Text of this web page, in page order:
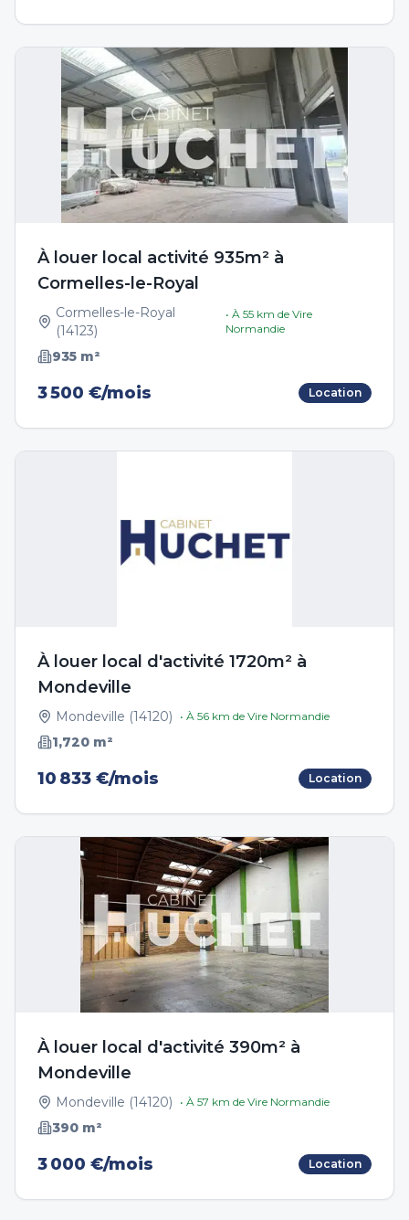
À louer local activité 935m² à
Cormelles-le-Royal
Cormelles-le-Royal
(14123)
• À 55km de Vire
Normandie
935 m²
3 500 €/mois Location
À louer local d'activité 1720m² à
Mondeville
Mondeville (14120) • À 56 km de Vire Normandie
1,720 m²
10 833 €/mois Location
À louer local d'activité 390m² à
Mondeville
Mondeville (14120) • À 57 km de Vire Normandie
390 m²
3 000 €/mois Location